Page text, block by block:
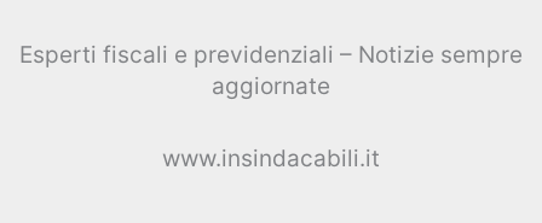
Esperti fiscali e previdenziali – Notizie sempre
aggiornate
www.insindacabili.it